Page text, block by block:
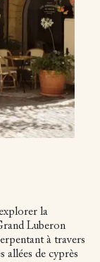
la
Luberon
à travers
allées de cyprès